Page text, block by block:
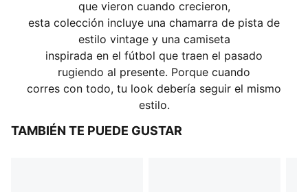
que vieron cuando crecieron,
esta colección incluye una chamarra de pista de
estilo vintage y una camiseta
inspirada en el fútbol que traen el pasado
rugiendo al presente. Porque cuando
corres con todo, tu look debería seguir el mismo
estilo.
TAMBIÉN TE PUEDE GUSTAR